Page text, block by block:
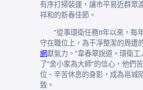
有序打掃裝運，讓市平易近群眾
祥和的新春佳節。
“從事環衛任務11年以來，每
守在職位上，為干凈整潔的周遭
網獻氣力。”韋春翠說道。環衛
了“舍小家為大師”的信心，他們
位、辛苦休息的身影，成為邕城
致。